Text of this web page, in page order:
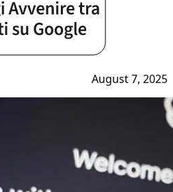
August 7, 2025